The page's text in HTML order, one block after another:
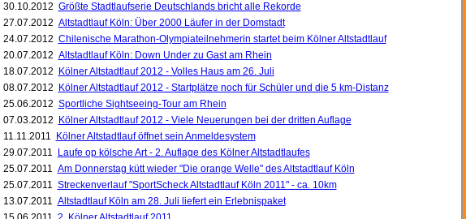
30.10.2012 Größte Stadtlaufserie Deutschlands bricht alle Rekorde
27.07.2012 Altstadtlauf Köln: Über 2000 Läufer in der Domstadt
24.07.2012 Chilenische Marathon-Olympiateilnehmerin startet beim Kölner Altstadtlauf
20.07.2012 Altstadtlauf Köln: Down Under zu Gast am Rhein
18.07.2012
Kölner Altstadtlauf 2012 - Volles Haus am 26. Juli
08.07.2012
Kölner Altstadtlauf 2012 - Startplätze noch für Schüler und die 5 km-Distanz
25.06.2012 Sportliche Sightseeing-Tour am Rhein
07.03.2012
Kölner Altstadtlauf 2012 - Viele Neuerungen bei der dritten Auflage
11.11.2011
Kölner Altstadtlauf öffnet sein Anmeldesystem
29.07.2011
Laufe op kölsche Art - 2. Auflage des Kölner Altstadtlaufes
25.07.2011 Am Donnerstag kütt wieder "Die orange Welle" des Altstadtlauf Köln
25.07.2011 Streckenverlauf "SportScheck Altstadtlauf Köln 2011" - ca. 10km
13.07.2011 Altstadtlauf Köln am 28. Juli liefert ein Erlebnispaket